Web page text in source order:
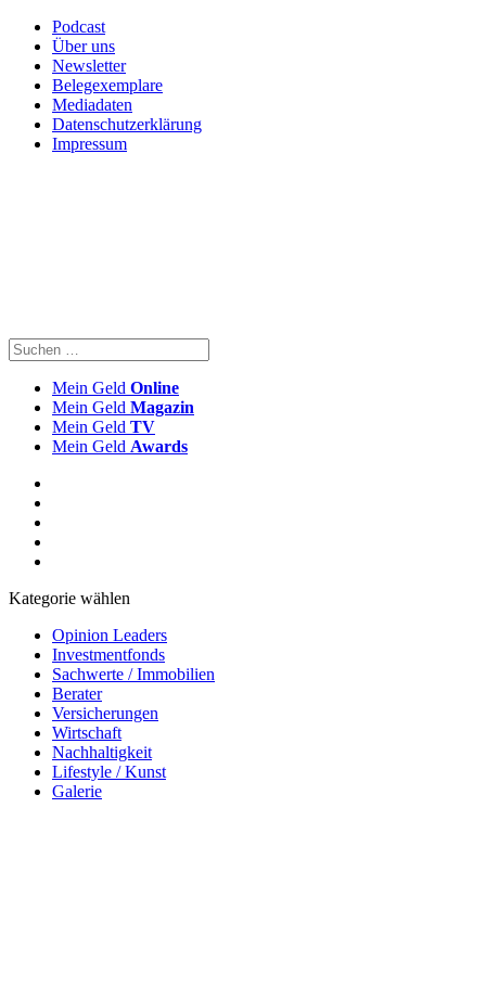
Podcast
Über uns
Newsletter
Belegexemplare
Mediadaten
Datenschutzerklärung
Impressum
Mein Geld Online
Mein Geld Magazin
Mein Geld TV
Mein Geld Awards
Kategorie wählen
Opinion Leaders
Investmentfonds
Sachwerte / Immobilien
Berater
Versicherungen
Wirtschaft
Nachhaltigkeit
Lifestyle / Kunst
Galerie